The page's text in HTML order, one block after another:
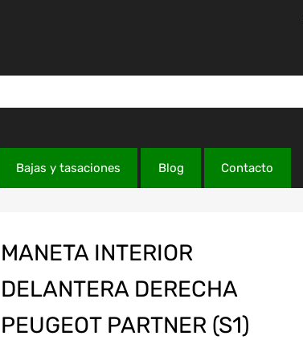
Bajas y tasaciones Blog Contacto
MANETA INTERIOR
DELANTERA DERECHA
PEUGEOT PARTNER (S1)